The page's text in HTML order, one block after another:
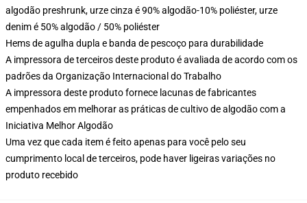
algodão preshrunk, urze cinza é 90% algodão-10% poliéster, urze
denim é 50% algodão / 50% poliéster
Hems de agulha dupla e banda de pescoço para durabilidade
A impressora de terceiros deste produto é avaliada de acordo com os
padrões da Organização Internacional do Trabalho
A impressora deste produto fornece lacunas de fabricantes
empenhados em melhorar as práticas de cultivo de algodão com a
Iniciativa Melhor Algodão
Uma vez que cada item é feito apenas para você pelo seu
cumprimento local de terceiros, pode haver ligeiras variações no
produto recebido